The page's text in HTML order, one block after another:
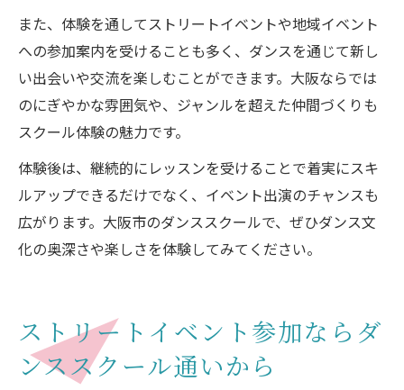
また、体験を通してストリートイベントや地域イベント
への参加案内を受けることも多く、ダンスを通じて新し
い出会いや交流を楽しむことができます。大阪ならでは
のにぎやかな雰囲気や、ジャンルを超えた仲間づくりも
スクール体験の魅力です。
体験後は、継続的にレッスンを受けることで着実にスキ
ルアップできるだけでなく、イベント出演のチャンスも
広がります。大阪市のダンススクールで、ぜひダンス文
化の奥深さや楽しさを体験してみてください。
ストリートイベント参加ならダ
ンススクール通いから